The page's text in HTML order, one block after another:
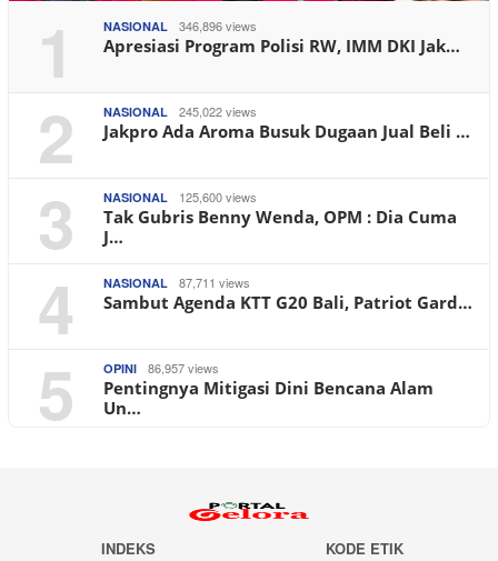
1 NASIONAL 346,896 views
Apresiasi Program Polisi RW, IMM DKI Jak…
2 NASIONAL 245,022 views
Jakpro Ada Aroma Busuk Dugaan Jual Beli …
3 NASIONAL 125,600 views
Tak Gubris Benny Wenda, OPM : Dia Cuma
J…
4 NASIONAL 87,711 views
Sambut Agenda KTT G20 Bali, Patriot Gard…
5 OPINI 86,957 views
Pentingnya Mitigasi Dini Bencana Alam
Un…
INDEKS
KODE ETIK